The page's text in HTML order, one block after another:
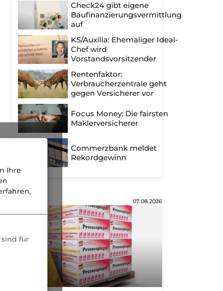
Check24 gibt eigene
Baufinanzierungsvermittlung
auf
KS/Auxilia: Ehemaliger Ideal-
Chef wird
Vorstandsvorsitzender
Rentenfaktor:
Verbraucherzentrale geht
gegen Versicherer vor
Focus Money: Die fairsten
Maklerversicherer
Commerzbank meldet
Rekordgewinn
07.08.2026
Ihre
für